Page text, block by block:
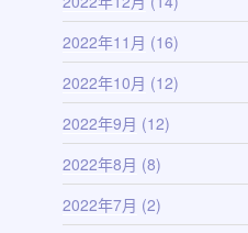
2022年11月 (16)
2022年10月 (12)
2022年9月 (12)
2022年8月 (8)
2022年7月 (2)